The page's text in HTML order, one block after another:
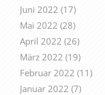
Juni 2022 (17)
Mai 2022 (28)
April 2022 (26)
März 2022 (19)
Februar 2022 (11)
Januar 2022 (7)